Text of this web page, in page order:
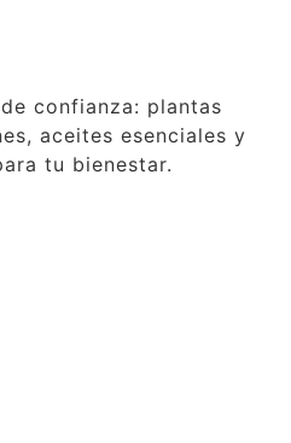
confianza: plantas
aceites esenciales y
tu bienestar.